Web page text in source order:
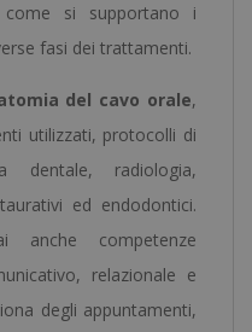
si supportano i
fasi dei trattamenti.
del cavo orale,
utilizzati, protocolli di
dentale, radiologia,
ed endodontici.
anche competenze
relazionale e
degli appuntamenti,